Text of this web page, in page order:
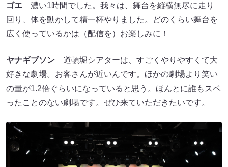
ゴエ 濃い1時間でした。我々は、舞台を縦横無尽に走り
回り、体を動かして精一杯やりました。どのくらい舞台を
広く使っているかは（配信を）お楽しみに！
ヤナギブソン 道頓堀シアターは、すごくやりやすくて大
好きな劇場。お客さんが近いんです。ほかの劇場より笑い
の量が1.2倍ぐらいになっていると思う。ほんとに誰もスベ
ったことのない劇場です。ぜひ来ていただきたいです。